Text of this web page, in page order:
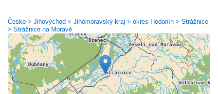
Česko > Jihovýchod > Jihomoravský kraj > okres Hodonín > Strážnice
> Strážnice na Moravě